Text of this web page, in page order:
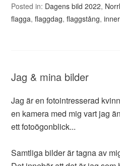
Posted in: Dagens bild 2022,
flagga,flaggdag,flaggstång,
Jag & mina bilder
Jag är en fotointresserad
en kamera med mig vart jag
ett fotoögonblick...
Samtliga bilder är tagna av